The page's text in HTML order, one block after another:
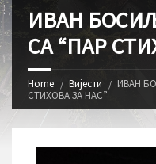
ИВАН
СА “ПАР
Home Вијести
ИВАН
СТИХОВА ЗА НАС”